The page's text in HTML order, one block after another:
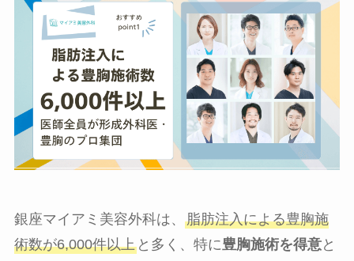
銀座マイアミ美容外科は、 脂肪注入による豊胸施
術数が6,000件以上と多く、特に豊胸施術を得意と